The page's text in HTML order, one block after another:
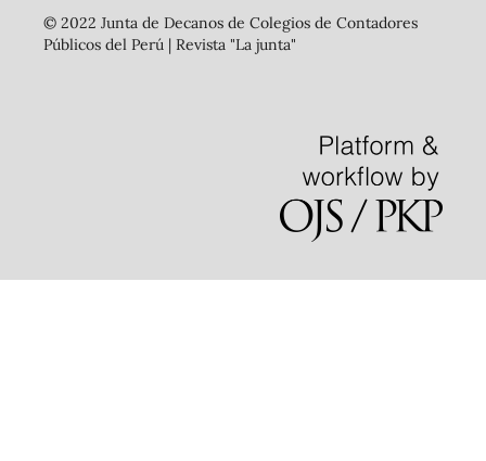
© 2022 Junta de Decanos de Colegios de Contadores
Públicos del Perú | Revista "La junta"